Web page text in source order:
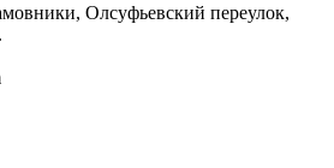
Олсуфьевский переулок,